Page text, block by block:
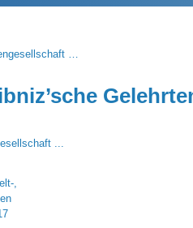
...
,